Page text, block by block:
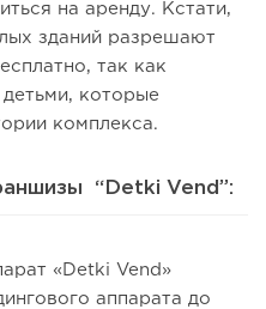
на аренду. Кстати,
зданий разрешают
так как
которые
комплекса.
“Detki Vend”:
«Detki Vend»
аппарата до